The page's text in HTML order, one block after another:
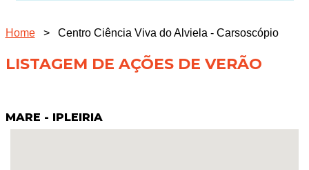
Home > Centro Ciência Viva do Alviela - Carsoscópio
LISTAGEM DE AÇÕES DE VERÃO
MARE - IPLEIRIA